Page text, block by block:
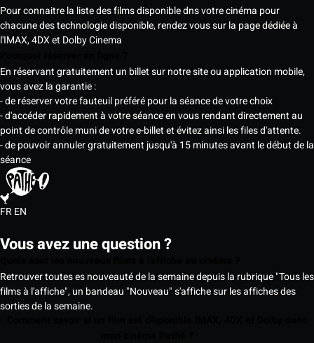
Pour connaitre la liste des films disponible dns votre cinéma pour
chacune des technologie disponible, rendez vous sur la page dédiée à
l'IMAX, 4DX et Dolby Cinema
En réservant gratuitement un billet sur notre site ou application mobile,
vous avez la garantie :
- de réserver votre fauteuil préféré pour la séance de votre choix
- d'accéder rapidement à votre séance en vous rendant directement au
point de contrôle muni de votre e-billet et évitez ainsi les files d'attente.
- de pouvoir annuler gratuitement jusqu'à 15 minutes avant le début de la
séance
FREN
Vous avez une question ?
Retrouver toutes es nouveauté de la semaine depuis la rubrique "Tous les
films à l'affiche", un bandeau "Nouveau" s'affiche sur les affiches des
sorties de la semaine.